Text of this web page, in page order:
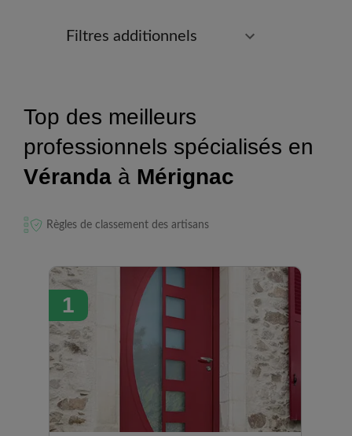
Filtres additionnels
Top des meilleurs
professionnels spécialisés en
Véranda à Mérignac
Règles de classement des artisans
1